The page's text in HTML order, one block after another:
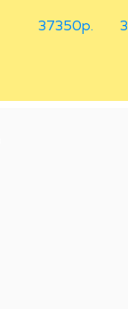
37350р.